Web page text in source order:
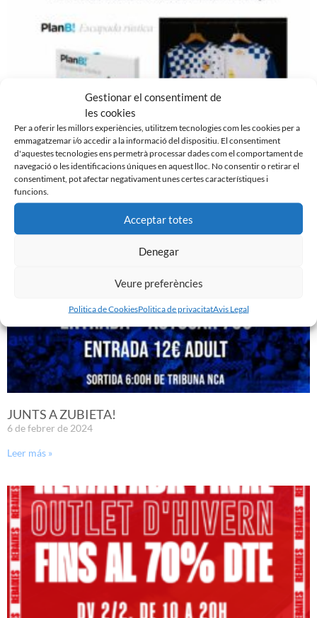
Gestionar el consentiment de
les cookies
Per a oferir les millors experiències, utilitzem tecnologies com les cookies per a
emmagatzemar i/o accedir a la informació del dispositiu. El consentiment
d'aquestes tecnologies ens permetrà processar dades com el comportament de
navegació o les identificacions úniques en aquest lloc. No consentir o retirar el
consentiment, pot afectar negativament unes certes característiques i
funcions.
Acceptar totes
Denegar
Veure preferències
Politica de CookiesPolitica de privacitatAvis Legal
GUANYA UNA ESCAPADA I UNA SAMARRETA
SIGNADA DEL CE SABADELL AMB MOVENTO
MOTOR
6 de febrer de 2024
Leer más »
JUNTS A ZUBIETA!
6 de febrer de 2024
Leer más »